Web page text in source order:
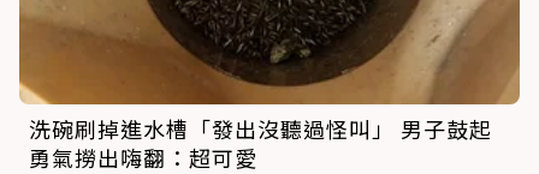
洗碗刷掉進水槽「發出沒聽過怪叫」 男子鼓起
勇氣撈出嗨翻：超可愛